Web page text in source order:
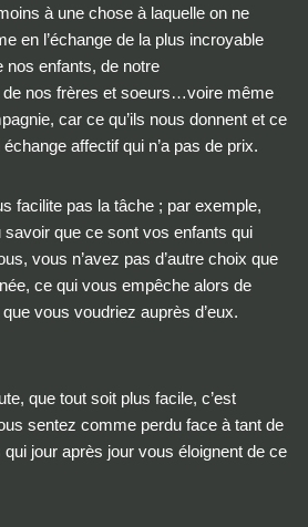
à une chose à laquelle on ne
en l’échange de la plus incroyable
nos enfants, de notre
nos frères et soeurs…voire même
car ce qu’ils nous donnent et ce
échange affectif qui n’a pas de prix.
facilite pas la tâche ; par exemple,
que ce sont vos enfants qui
vous n’avez pas d’autre choix que
ce qui vous empêche alors de
vous voudriez auprès d’eux.
que tout soit plus facile, c’est
sentez comme perdu face à tant de
qui jour après jour vous éloignent de ce